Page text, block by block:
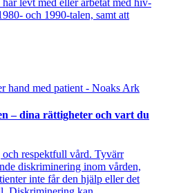
och 1990-talen, samt att
– dina rättigheter och vart du
respektfull vård. Tyvärr
diskriminering inom vården,
inte får den hjälp eller det